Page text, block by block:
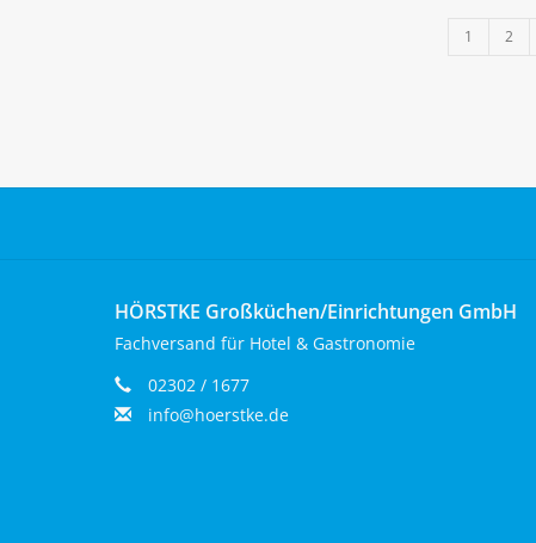
1 2
HÖRSTKE Großküchen/Einrichtungen GmbH
Fachversand für Hotel & Gastronomie
02302 / 1677
info@hoerstke.de